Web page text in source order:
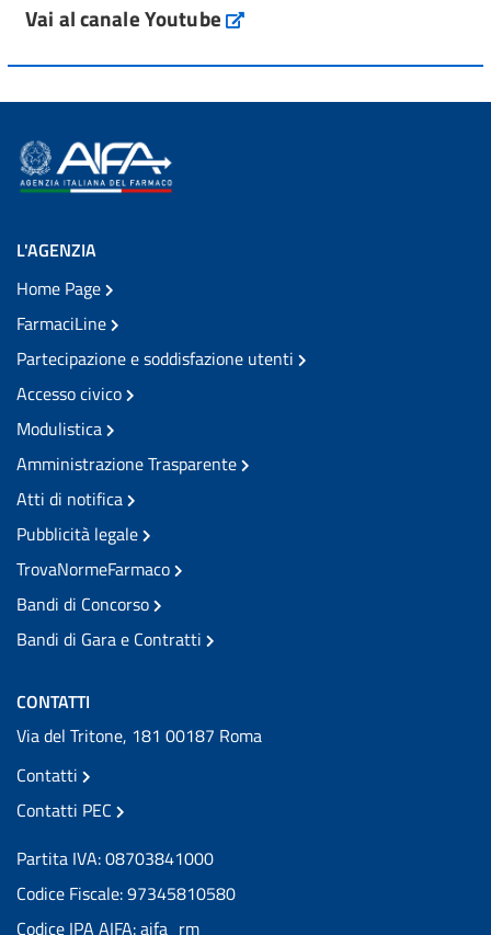
Vai al canale Youtube
L'AGENZIA
Home Page
FarmaciLine
Partecipazione e soddisfazione utenti
Accesso civico
Modulistica
Amministrazione Trasparente
Atti di notifica
Pubblicità legale
TrovaNormeFarmaco
Bandi di Concorso
Bandi di Gara e Contratti
CONTATTI
Via del Tritone, 181 00187 Roma
Contatti
Contatti PEC
Partita IVA: 08703841000
Codice Fiscale: 97345810580
Codice IPA AIFA: aifa_rm